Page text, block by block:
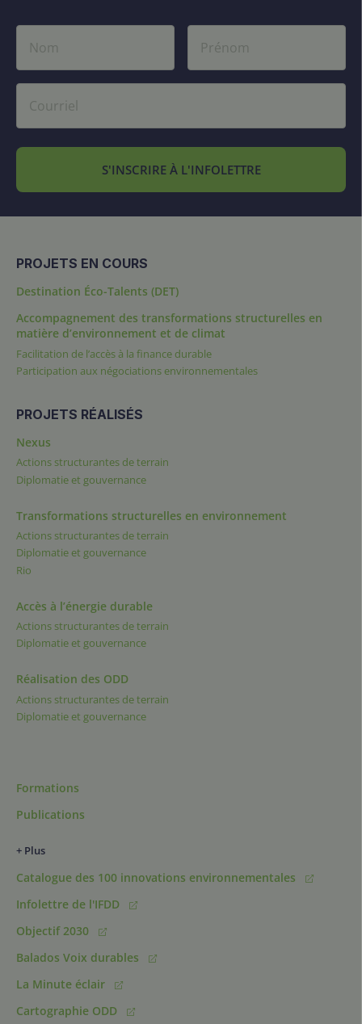
S'INSCRIRE À L'INFOLETTRE
PROJETS EN COURS
Destination Éco-Talents (DET)
Accompagnement des transformations structurelles en
matière d’environnement et de climat
Facilitation de l’accès à la finance durable
Participation aux négociations environnementales
PROJETS RÉALISÉS
Nexus
Actions structurantes de terrain
Diplomatie et gouvernance
Transformations structurelles en environnement
Actions structurantes de terrain
Diplomatie et gouvernance
Rio
Accès à l’énergie durable
Actions structurantes de terrain
Diplomatie et gouvernance
Réalisation des ODD
Actions structurantes de terrain
Diplomatie et gouvernance
Formations
Publications
+ Plus
Catalogue des 100 innovations environnementales
Infolettre de l'IFDD
Objectif 2030
Balados Voix durables
La Minute éclair
Cartographie ODD